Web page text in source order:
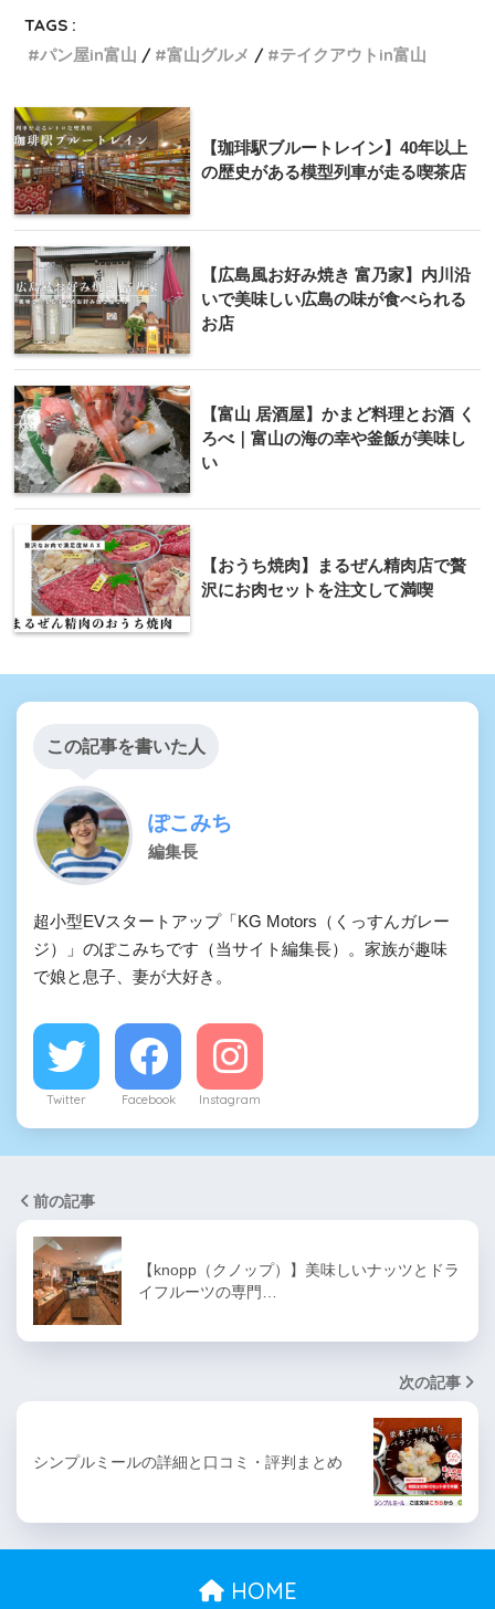
TAGS :
パン屋in富山
富山グルメ テイクアウトin富山
【珈琲駅ブルートレイン】40年以上
の歴史がある模型列車が走る喫茶店
【広島風お好み焼き 富乃家】内川沿
いで美味しい広島の味が食べられる
お店
【富山 居酒屋】かまど料理とお酒 く
ろべ｜富山の海の幸や釜飯が美味し
い
【おうち焼肉】まるぜん精肉店で贅
沢にお肉セットを注文して満喫
この記事を書いた人
ぽこみち
編集長
超小型EVスタートアップ「KG Motors（くっすんガレー
ジ）」のぽこみちです（当サイト編集長）。家族が趣味
で娘と息子、妻が大好き。
Twitter Facebook Instagram
前の記事
【knopp（クノップ）】美味しいナッツとドラ
イフルーツの専門…
次の記事
シンプルミールの詳細と口コミ・評判まとめ
HOME